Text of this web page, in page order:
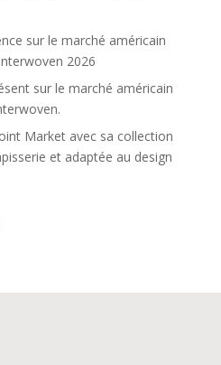
sur le marché américain
2026
sur le marché américain
Market avec sa collection
et adaptée au design